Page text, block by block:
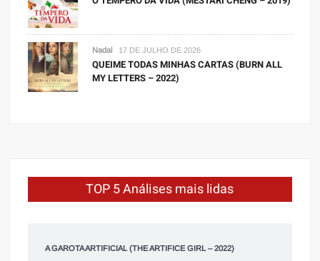
Nadal 17 DE JULHO DE 2026
QUEIME TODAS MINHAS CARTAS (BURN ALL
MY LETTERS – 2022)
TOP 5 Análises mais lidas
A GAROTA ARTIFICIAL (THE ARTIFICE GIRL – 2022)